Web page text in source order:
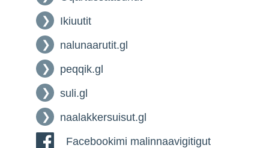
Ikiuutit
nalunaarutit.gl
peqqik.gl
suli.gl
naalakkersuisut.gl
Facebookimi malinnaavigitigut